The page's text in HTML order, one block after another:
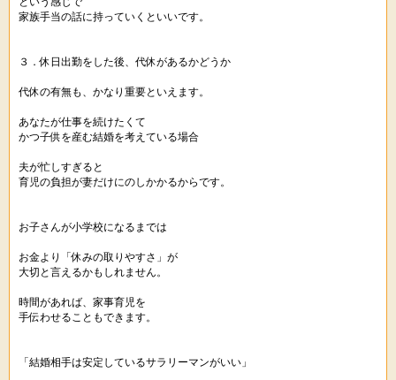
家族手当の話に持っていくといいです。
３．休日出勤をした後、代休があるかどうか
代休の有無も、かなり重要といえます。
あなたが仕事を続けたくて
かつ子供を産む結婚を考えている場合
夫が忙しすぎると
育児の負担が妻だけにのしかかるからです。
お子さんが小学校になるまでは
お金より「休みの取りやすさ」が
大切と言えるかもしれません。
時間があれば、家事育児を
手伝わせることもできます。
「結婚相手は安定しているサラリーマンがいい」